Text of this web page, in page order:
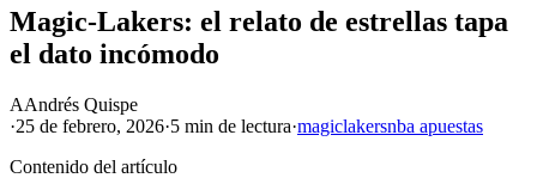
Magic-Lakers: el relato de estrellas tapa
el dato incómodo
AAndrés Quispe
·25 de febrero, 2026·5 min de lectura·magiclakersnba apuestas
Contenido del artículo